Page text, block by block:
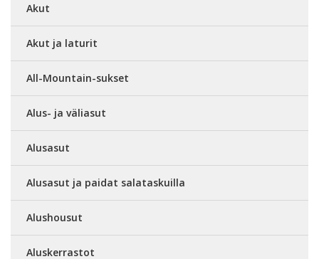
Akut
Akut ja laturit
All-Mountain-sukset
Alus- ja väliasut
Alusasut
Alusasut ja paidat salataskuilla
Alushousut
Aluskerrastot